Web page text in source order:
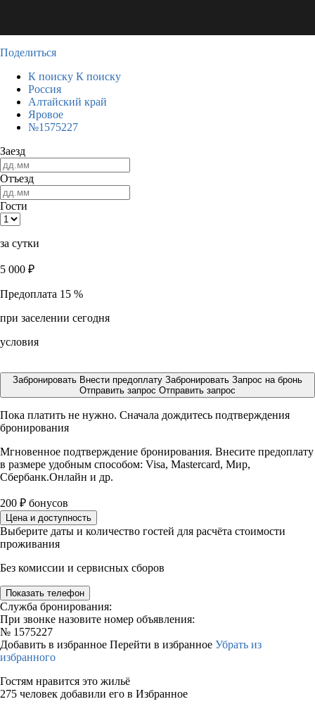
Поделиться
К поиску К поиску
Россия
Алтайский край
Яровое
№1575227
Заезд
Отъезд
Гости
за сутки
5 000 ₽
Предоплата 15 %
при заселении сегодня
условия
Забронировать Внести предоплату Забронировать Запрос на бронь
Отправить запрос Отправить запрос
Пока платить не нужно. Сначала дождитесь подтверждения
бронирования
Мгновенное подтверждение бронирования. Внесите предоплату
в размере удобным способом: Visa, Mastercard, Мир,
Сбербанк.Онлайн и др.
200 ₽ бонусов
Цена и доступность
Выберите даты и количество гостей для расчёта стоимости
проживания
Без комиссии и сервисных сборов
Показать телефон
Служба бронирования:
При звонке назовите номер объявления:
№ 1575227
Добавить в избранное Перейти в избранное Убрать из
избранного
Гостям нравится это жильё
275 человек добавили его в Избранное